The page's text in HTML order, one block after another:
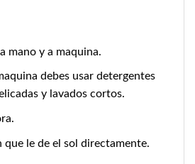
mano y a maquina.
debes usar detergentes
y lavados cortos.
que le de el sol directamente.